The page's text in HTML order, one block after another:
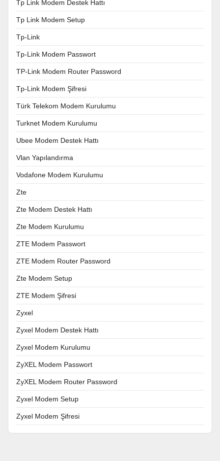
Tp Link Modem Destek Hattı
Tp Link Modem Setup
Tp-Link
Tp-Link Modem Passwort
TP-Link Modem Router Password
Tp-Link Modem Şifresi
Türk Telekom Modem Kurulumu
Turknet Modem Kurulumu
Ubee Modem Destek Hattı
Vlan Yapılandırma
Vodafone Modem Kurulumu
Zte
Zte Modem Destek Hattı
Zte Modem Kurulumu
ZTE Modem Passwort
ZTE Modem Router Password
Zte Modem Setup
ZTE Modem Şifresi
Zyxel
Zyxel Modem Destek Hattı
Zyxel Modem Kurulumu
ZyXEL Modem Passwort
ZyXEL Modem Router Password
Zyxel Modem Setup
Zyxel Modem Şifresi